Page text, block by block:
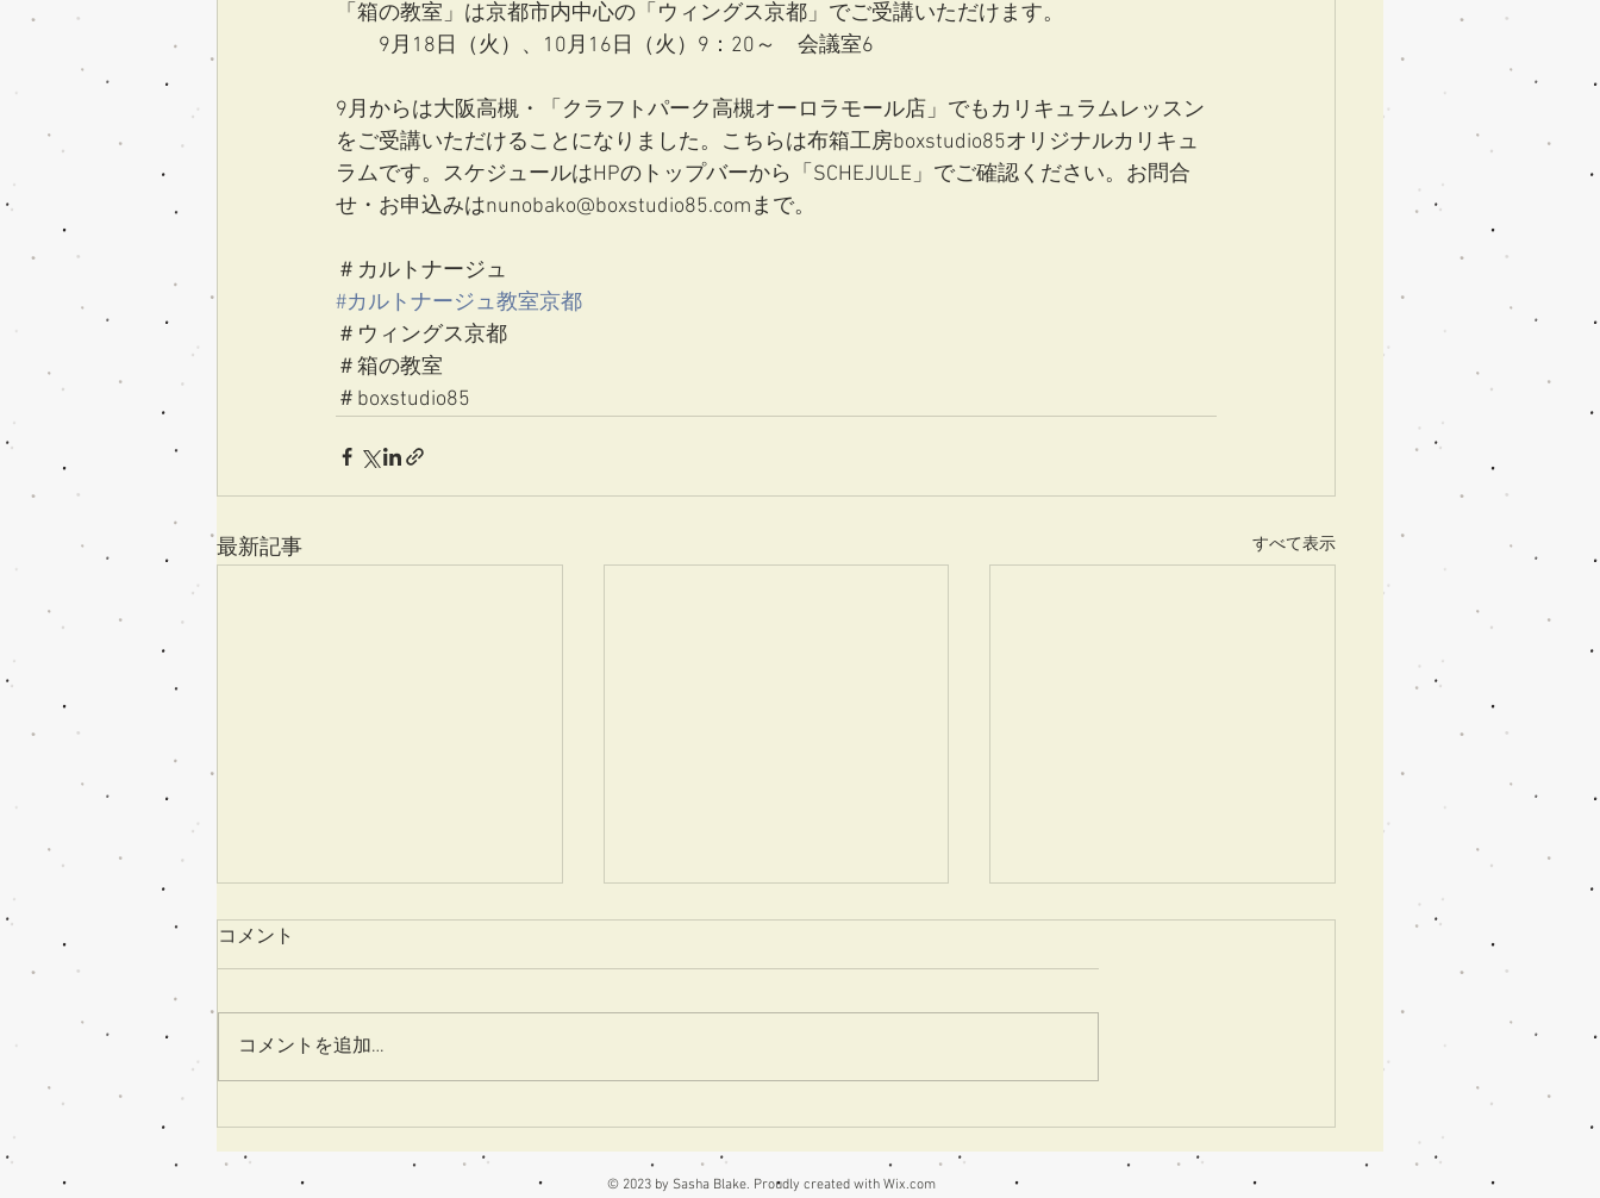
「箱の教室」は京都市内中心の「ウィングス京都」でご受講いただけます。
9月18日（火）、10月16日（火）9：20～　会議室6
9月からは大阪高槻・「クラフトパーク高槻オーロラモール店」でもカリキュラムレッスン
をご受講いただけることになりました。こちらは布箱工房boxstudio85オリジナルカリキュ
ラムです。スケジュールはHPのトップバーから「SCHEJULE」でご確認ください。お問合
せ・お申込みはnunobako@boxstudio85.comまで。
＃カルトナージュ
#カルトナージュ教室京都
＃ウィングス京都
＃箱の教室
＃boxstudio85
最新記事 すべて表示
「箱の教室」7月8月のお知ら
せ
韓国生地にインド生地 世界
の布でパンプキンボックス
【生徒さん作品】
おにクル・クロスパル高槻で
開催「箱の教室」6月7月のお
コメント
コメントを追加…
© 2023 by Sasha Blake. Proudly created with Wix.com